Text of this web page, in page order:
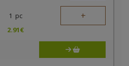
1 pc +
2.91€